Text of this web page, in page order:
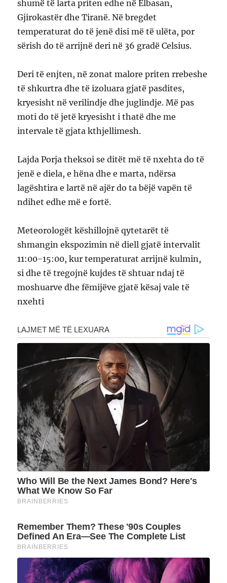
shumë të larta priten edhe në Elbasan,
Gjirokastër dhe Tiranë. Në bregdet
temperaturat do të jenë disi më të ulëta, por
sërish do të arrijnë deri në 36 gradë Celsius.
Deri të enjten, në zonat malore priten rrebeshe
të shkurtra dhe të izoluara gjatë pasdites,
kryesisht në verilindje dhe juglindje. Më pas
moti do të jetë kryesisht i thatë dhe me
intervale të gjata kthjellimesh.
Lajda Porja theksoi se ditët më të nxehta do të
jenë e diela, e hëna dhe e marta, ndërsa
lagështira e lartë në ajër do ta bëjë vapën të
ndihet edhe më e fortë.
Meteorologët këshillojnë qytetarët të
shmangin ekspozimin në diell gjatë intervalit
11:00-15:00, kur temperaturat arrijnë kulmin,
si dhe të tregojnë kujdes të shtuar ndaj të
moshuarve dhe fëmijëve gjatë kësaj vale të
nxehti